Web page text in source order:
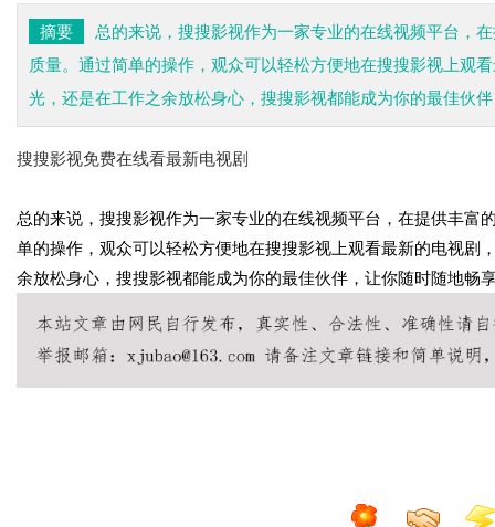
摘要
总的来说，搜搜影视作为一家专业的在线视频平台，
质量。通过简单的操作，观众可以轻松方便地在搜搜影视上观
光，还是在工作之余放松身心，搜搜影视都能成为你的最佳伙
搜搜影视免费在线看最新电视剧
总的来说，搜搜影视作为一家专业的在线视频平台，在提供丰
单的操作，观众可以轻松方便地在搜搜影视上观看最新的电视剧
余放松身心，搜搜影视都能成为你的最佳伙伴，让你随时随地畅